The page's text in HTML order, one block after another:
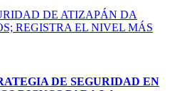
DE SEGURIDAD EN